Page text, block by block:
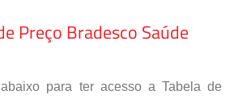
Preço Bradesco Saúde
para ter acesso a Tabela de